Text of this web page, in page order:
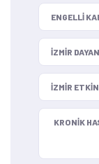
ENGELLI
IZMIR
IZMIR
KRONIK